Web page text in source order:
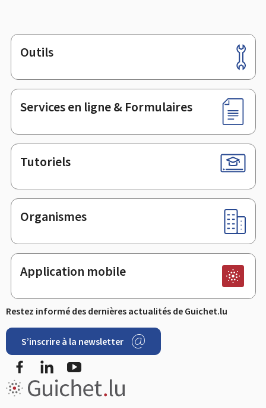
Pied
de
page
Outils
Services en ligne & Formulaires
Tutoriels
Organismes
Application mobile
Restez informé des dernières actualités de Guichet.lu
S’inscrire à la newsletter
FacebookLinkedIn